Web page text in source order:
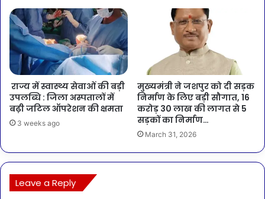
राज्य में स्वास्थ्य सेवाओं की बड़ी
उपलब्धि : जिला अस्पतालों में
बढ़ी जटिल ऑपरेशन की क्षमता
3 weeks ago
मुख्यमंत्री ने जशपुर को दी सड़क
निर्माण के लिए बड़ी सौगात, 16
करोड़ 30 लाख की लागत से 5
सड़कों का निर्माण…
March 31, 2026
Leave a Reply